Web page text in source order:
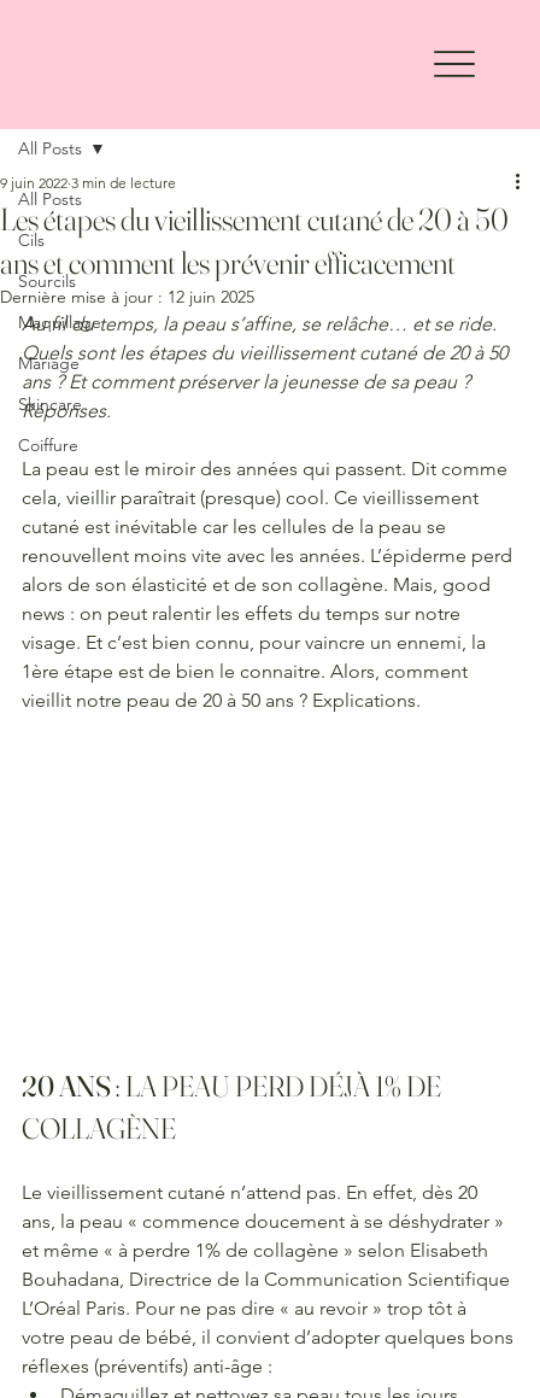
All Posts
Cils
Sourcils
Maquillage
Mariage
Skincare
Coiffure
All Posts
Les étapes du vieillissement cutané de 20 à 50
ans et comment les prévenir efficacement
9 juin 2022 3 min de lecture
Dernière mise à jour : 12 juin 2025
Au fil du temps, la peau s’affine, se relâche… et se ride.
Quels sont les étapes du vieillissement cutané de 20 à 50
ans ? Et comment préserver la jeunesse de sa peau ?
Réponses.
La peau est le miroir des années qui passent. Dit comme
cela, vieillir paraîtrait (presque) cool. Ce vieillissement
cutané est inévitable car les cellules de la peau se
renouvellent moins vite avec les années. L’épiderme perd
alors de son élasticité et de son collagène. Mais, good
news : on peut ralentir les effets du temps sur notre
visage. Et c’est bien connu, pour vaincre un ennemi, la
1ère étape est de bien le connaitre. Alors, comment
vieillit notre peau de 20 à 50 ans ? Explications.
20 ANS : LA PEAU PERD DÉJÀ 1% DE
COLLAGÈNE
Le vieillissement cutané n’attend pas. En effet, dès 20
ans, la peau « commence doucement à se déshydrater »
et même « à perdre 1% de collagène » selon Elisabeth
Bouhadana, Directrice de la Communication Scientifique
L’Oréal Paris. Pour ne pas dire « au revoir » trop tôt à
votre peau de bébé, il convient d’adopter quelques bons
réflexes (préventifs) anti-âge :